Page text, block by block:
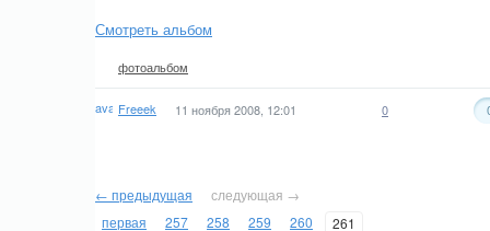
Смотреть альбом
фотоальбом
Freeek 11 ноября 2008, 12:01 0
← предыдущая
следующая →
первая
257 258 259 260 261